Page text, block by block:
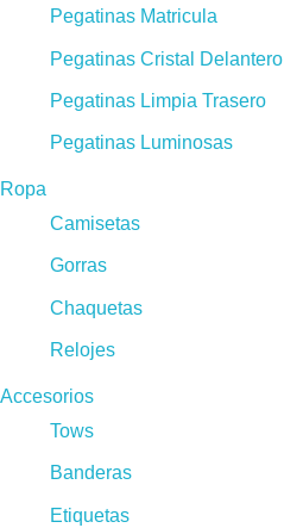
Pegatinas Matricula
Pegatinas Cristal Delantero
Pegatinas Limpia Trasero
Pegatinas Luminosas
Ropa
Camisetas
Gorras
Chaquetas
Relojes
Accesorios
Tows
Banderas
Etiquetas